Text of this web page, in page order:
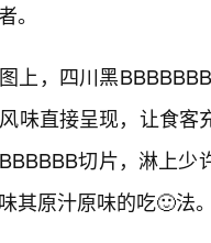
。
上，四川黑
味直接呈现，让食
切片，淋上
其原汁原味的吃🙂法